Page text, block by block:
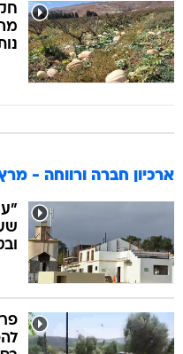
ארכיון חברה ורווחה - מרץ